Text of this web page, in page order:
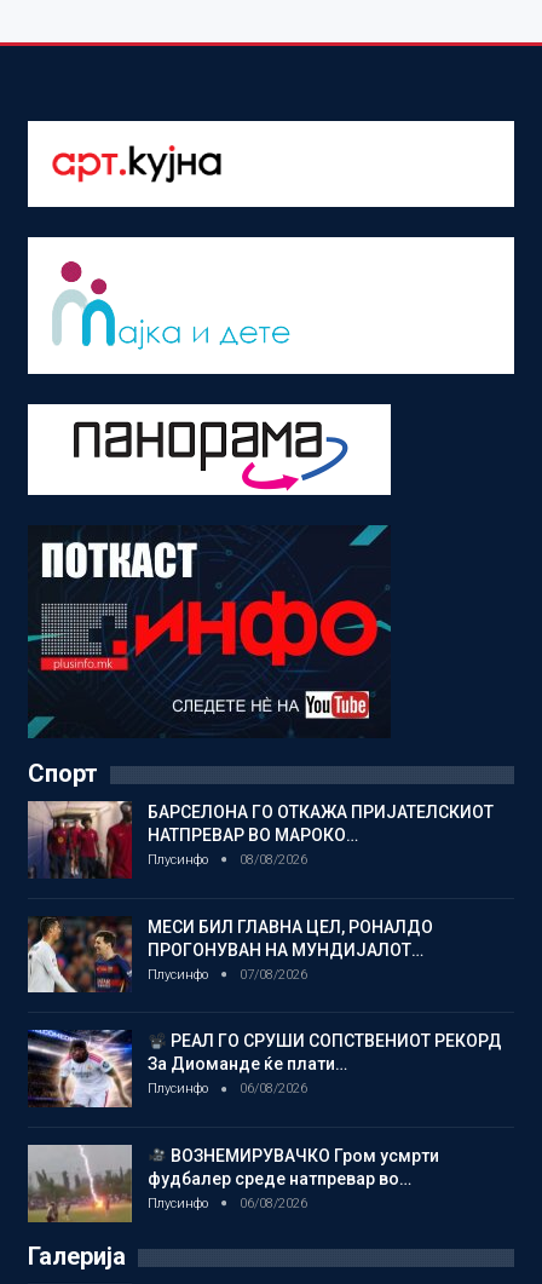
Спорт
БАРСЕЛОНА ГО ОТКАЖА ПРИЈАТЕЛСКИОТ
НАТПРЕВАР ВО МАРОКО…
Плусинфо 08/08/2026
МЕСИ БИЛ ГЛАВНА ЦЕЛ, РОНАЛДО
ПРОГОНУВАН НА МУНДИЈАЛОТ…
Плусинфо 07/08/2026
РЕАЛ ГО СРУШИ СОПСТВЕНИОТ РЕКОРД
За Диоманде ќе плати…
Плусинфо 06/08/2026
ВОЗНЕМИРУВАЧКО Гром усмрти
фудбалер среде натпревар во…
Плусинфо 06/08/2026
Галерија